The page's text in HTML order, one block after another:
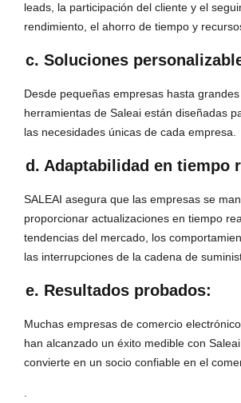
leads, la participación del cliente y el
rendimiento, el ahorro de tiempo y
c. Soluciones
Desde pequeñas empresas hasta
herramientas de Saleai están diseñadas
las necesidades únicas de cada empresa.
d. Adaptabilidad en tiempo
SALEAI asegura que las empresas se
proporcionar actualizaciones en tiempo
tendencias del mercado, los
las interrupciones de la cadena de
e. Resultados probados:
Muchas empresas de comercio
han alcanzado un éxito medible con
convierte en un socio confiable en el
.